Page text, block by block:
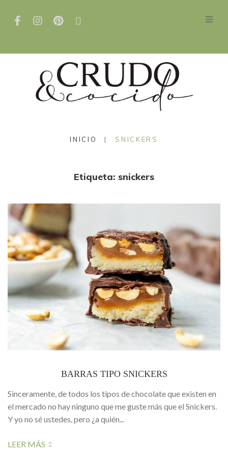
INICIO | SNICKERS
Etiqueta: snickers
BARRAS TIPO SNICKERS
Sinceramente, de todos los tipos de chocolate que existen en
el mercado no hay ninguno que me guste más que el Snickers.
Y yo no sé ustedes, pero ¿a quién...
LEER MÁS